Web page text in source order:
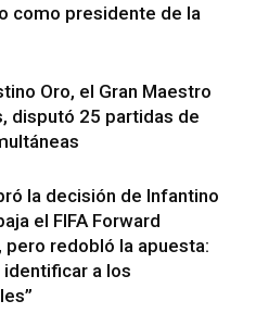
como presidente de la
Oro, el Gran Maestro
disputó 25 partidas de
la decisión de Infantino
el FIFA Forward
pero redobló la apuesta:
identificar a los